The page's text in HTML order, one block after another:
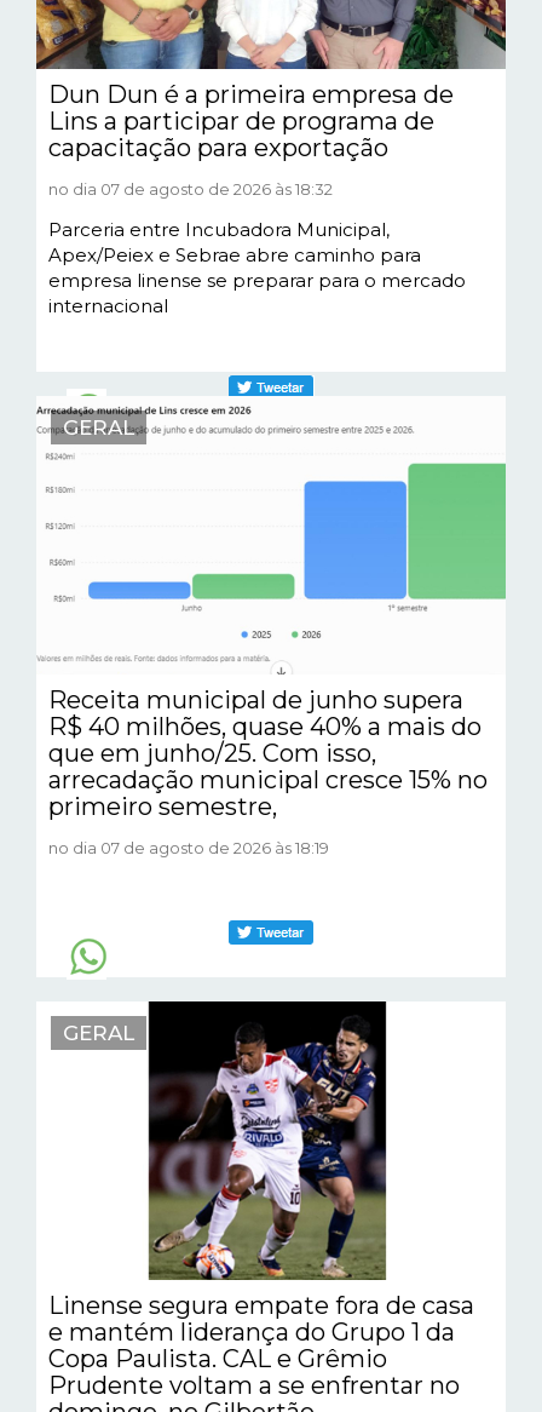
Dun Dun é a primeira empresa de
Lins a participar de programa de
capacitação para exportação
no dia 07 de agosto de 2026 às 18:32
Parceria entre Incubadora Municipal,
Apex/Peiex e Sebrae abre caminho para
empresa linense se preparar para o mercado
internacional
GERAL
Receita municipal de junho supera
R$ 40 milhões, quase 40% a mais do
que em junho/25. Com isso,
arrecadação municipal cresce 15% no
primeiro semestre,
no dia 07 de agosto de 2026 às 18:19
GERAL
Linense segura empate fora de casa
e mantém liderança do Grupo 1 da
Copa Paulista. CAL e Grêmio
Prudente voltam a se enfrentar no